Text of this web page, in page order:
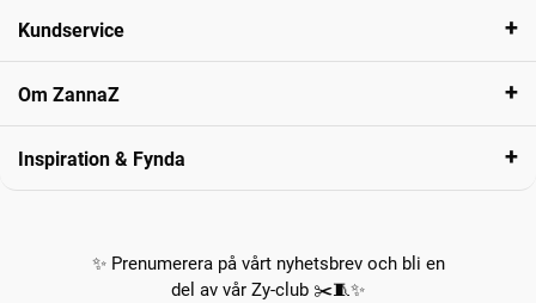
Kundservice
Om ZannaZ
Inspiration & Fynda
✨ Prenumerera på vårt nyhetsbrev och bli en
del av vår Zy-club ✂️🧵✨